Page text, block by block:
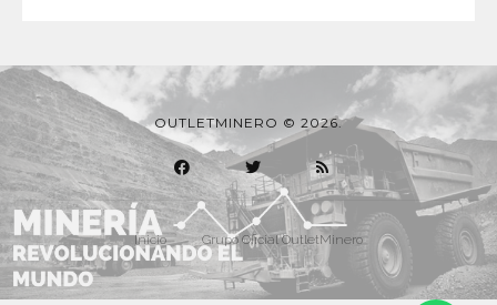
OUTLETMINERO © 2026.
Inicio Grupo Oficial OutletMinero